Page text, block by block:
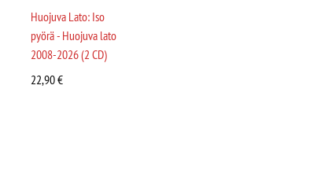
Huojuva Lato: Iso
pyörä - Huojuva lato
2008-2026 (2 CD)
22,90€